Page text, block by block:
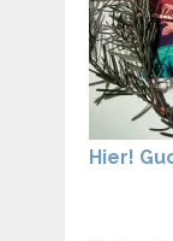
Hier!